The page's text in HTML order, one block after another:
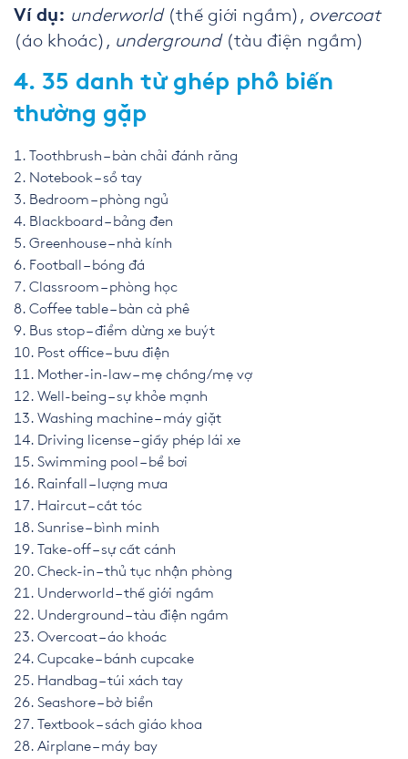
Ví dụ: underworld(thế giới ngầm), overcoat
(áo khoác), underground(tàu điện ngầm)
4. 35 danh từ ghép phổ biến
thường gặp
Toothbrush – bàn chải đánh răng
Notebook – sổ tay
Bedroom – phòng ngủ
Blackboard – bảng đen
Greenhouse – nhà kính
Football – bóng đá
Classroom – phòng học
Coffee table – bàn cà phê
Bus stop – điểm dừng xe buýt
Post office – bưu điện
Mother-in-law – mẹ chồng/mẹ vợ
Well-being – sự khỏe mạnh
Washing machine – máy giặt
Driving license – giấy phép lái xe
Swimming pool – bể bơi
Rainfall – lượng mưa
Haircut – cắt tóc
Sunrise – bình minh
Take-off – sự cất cánh
Check-in – thủ tục nhận phòng
Underworld – thế giới ngầm
Underground – tàu điện ngầm
Overcoat – áo khoác
Cupcake – bánh cupcake
Handbag – túi xách tay
Seashore – bờ biển
Textbook – sách giáo khoa
Airplane – máy bay